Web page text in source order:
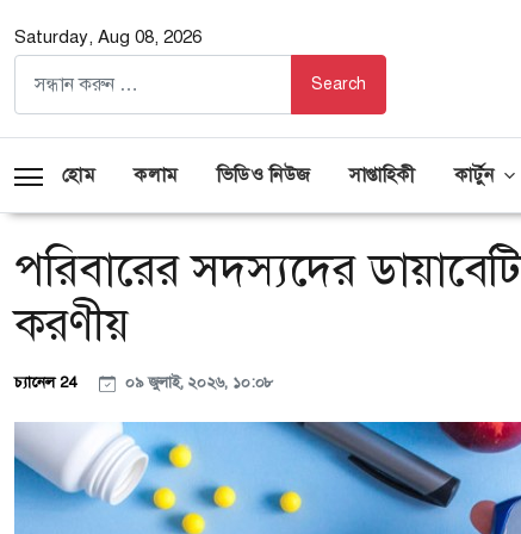
Saturday, Aug 08, 2026
হোম কলাম ভিডিও নিউজ সাপ্তাহিকী কার্টুন
পরিবারের সদস্যদের
করণীয়
চ্যানেল 24 ০৯ জুলাই, ২০২৬, ১০:০৮